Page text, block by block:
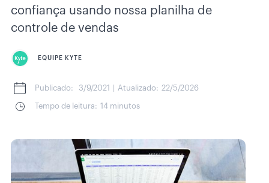
confiança usando nossa planilha de
controle de vendas
EQUIPE KYTE
Publicado: 3/9/2021 Atualizado: 22/5/2026
Tempo de leitura: 14 minutos